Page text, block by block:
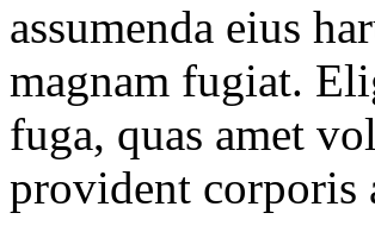
assumenda eius
magnam fugiat.
fuga, quas amet
provident corporis